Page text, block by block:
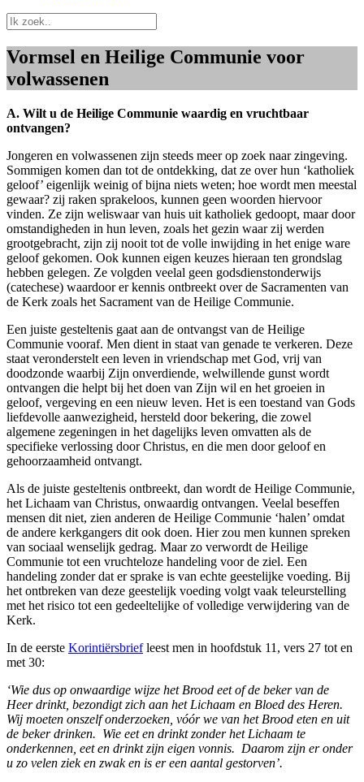
Vormsel en Heilige Communie voor
volwassenen
A. Wilt u de Heilige Communie waardig en vruchtbaar
ontvangen?
Jongeren en volwassenen zijn steeds meer op zoek naar zingeving.
Sommigen komen dan tot de ontdekking, dat ze over hun ‘katholiek
geloof’ eigenlijk weinig of bijna niets weten; hoe wordt men meestal
gewaar? zij raken sprakeloos, kunnen geen woorden hiervoor
vinden. Ze zijn weliswaar van huis uit katholiek gedoopt, maar door
omstandigheden in hun leven, zoals het gezin waar zij werden
grootgebracht, zijn zij nooit tot de volle inwijding in het enige ware
geloof gekomen. Ook kunnen eigen keuzes hieraan ten grondslag
hebben gelegen. Ze volgden veelal geen godsdienstonderwijs
(catechese) waardoor er kennis ontbreekt over de Sacramenten van
de Kerk zoals het Sacrament van de Heilige Communie.
Een juiste gesteltenis gaat aan de ontvangst van de Heilige
Communie vooraf. Men dient in staat van genade te verkeren. Deze
staat veronderstelt een leven in vriendschap met God, vrij van
doodzonde waarbij Zijn onverdiende, welwillende gunst wordt
ontvangen die helpt bij het doen van Zijn wil en het groeien in
geloof, vergeving en een nieuw leven. Het is een toestand van Gods
liefdevolle aanwezigheid, hersteld door bekering, die zowel
algemene zegeningen in het dagelijks leven omvatten als de
specifieke verlossing door Christus, en die men door geloof en
gehoorzaamheid ontvangt.
Als de juiste gesteltenis ontbreekt, dan wordt de Heilige Communie,
het Lichaam van Christus, onwaardig ontvangen. Veelal beseffen
mensen dit niet, zien anderen de Heilige Communie ‘halen’ omdat
de andere kerkgangers dit ook doen. Hier zou men kunnen spreken
van sociaal wenselijk gedrag. Maar zo verwordt de Heilige
Communie tot een vruchteloze handeling voor de ziel. Een
handeling zonder dat er sprake is van echte geestelijke voeding. Bij
het ontbreken van deze geestelijk voeding volgt vaak teleurstelling
met het risico tot een gedeeltelijke of volledige verwijdering van de
Kerk.
In de eerste Korintiërsbriefleest men in hoofdstuk 11, vers 27 tot en
met 30:
‘Wie dus op onwaardige wijze het Brood eet of de beker van de
Heer drinkt, bezondigt zich aan het Lichaam en Bloed des Heren.
Wij moeten onszelf onderzoeken, vóór we van het Brood eten en uit
de beker drinken. Wie eet en drinkt zonder het Lichaam te
onderkennen, eet en drinkt zijn eigen vonnis. Daarom zijn er onder
u zo velen ziek en zwak en is er een aantal gestorven’.